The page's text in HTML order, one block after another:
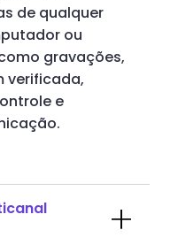
de qualquer
ou
gravações,
verificada,
e